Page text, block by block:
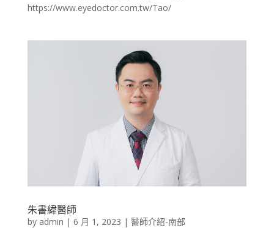
https://www.eyedoctor.com.tw/Tao/
朱書緯醫師
by admin | 6 月 1, 2023 | 醫師介紹-南部